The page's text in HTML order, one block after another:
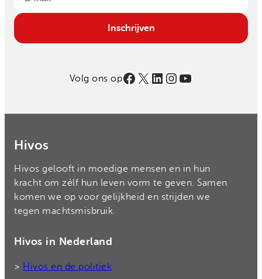
Email
Inschrijven
Volg ons opFacebook
X LinkedIn
Instagram
YouTube
Hivos
Hivos gelooft in moedige mensen en in hun
kracht om zélf hun leven vorm te geven. Samen
komen we op voor gelijkheid en strijden we
tegen machtsmisbruik.
Hivos in Nederland
> Hivos en de politiek